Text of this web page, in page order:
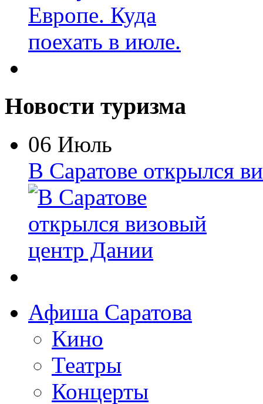
Новости туризма
06 Июль
В Саратове открылся
Афиша Саратова
Кино
Театры
Концерты